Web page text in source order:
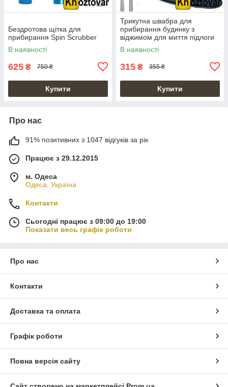
Бездротова щітка для
прибирання Spin Scrubber
В наявності
625 ₴ 750 ₴
Купити
Трикутна швабра для
прибирання будинку з
віджимом для миття підлоги
вікон та стін Triangle Mop
В наявності
315 ₴ 355 ₴
Купити
Про нас
91% позитивних з 1047 відгуків за рік
Працює з 29.12.2015
м. Одеса
Одеса, Україна
Контакти
Сьогодні працює з 09:00 до 19:00
Показати весь графік роботи
Про нас
Контакти
Доставка та оплата
Графік роботи
Повна версія сайту